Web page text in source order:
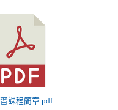
課程簡章.pdf